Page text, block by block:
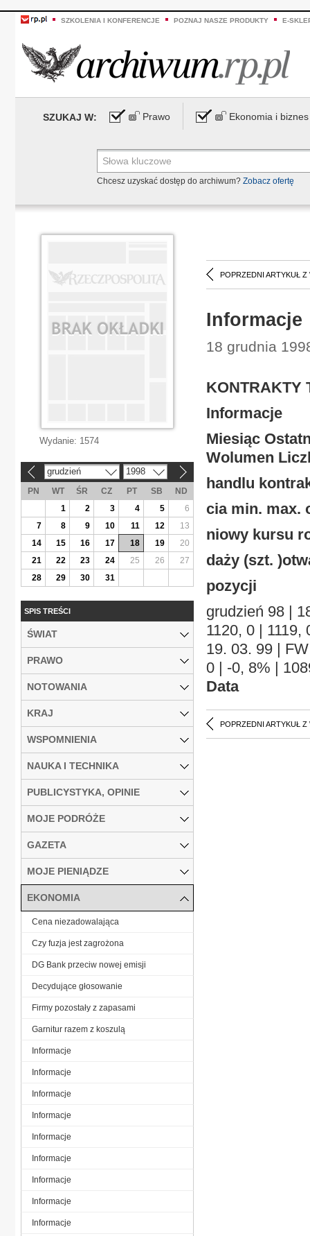
SZKOLENIA I KONFERENCJE POZNAJ NASZE PRODUKTY E-
SZUKAJ W: Prawo Ekonomia i biznes
Chcesz uzyskać dostęp do archiwum? Zobacz ofertę
POPRZEDNI ARTYKUŁ Z
Informacje
18 grudnia
KONTRAKTY
Informacje
Miesiąc
Wolumen
handlu
cia min. max.
niowy kursu
daży (szt.
pozycji
grudzień 98 |
1120, 0 |
19. 03. 99 |
0 | -0, 8% |
Data
POPRZEDNI ARTYKUŁ Z
Wydanie: 1574
grudzień 1998
PN WT ŚR CZ PT SB
ND
1
2 3 4 5
6
7
8 9 10 11 12
13
14
15 16 17 18 19
20
21
22 23 24 25 26
27
28
29 30 31
SPIS TREŚCI
ŚWIAT
PRAWO
NOTOWANIA
KRAJ
WSPOMNIENIA
NAUKA I TECHNIKA
PUBLICYSTYKA, OPINIE
MOJE PODRÓŻE
GAZETA
MOJE PIENIĄDZE
EKONOMIA
Cena niezadowalająca
Czy fuzja jest zagrożona
DG Bank przeciw nowej emisji
Decydujące głosowanie
Firmy pozostały z zapasami
Garnitur razem z koszulą
Informacje
Informacje
Informacje
Informacje
Informacje
Informacje
Informacje
Informacje
Informacje